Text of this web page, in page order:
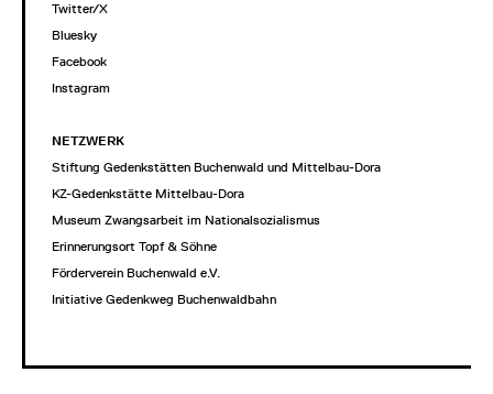
Twitter/X
Bluesky
Facebook
Instagram
NETZWERK
Stiftung Gedenkstätten Buchenwald und Mittelbau-Dora
KZ-Gedenkstätte Mittelbau-Dora
Museum Zwangsarbeit im Nationalsozialismus
Erinnerungsort Topf & Söhne
Förderverein Buchenwald e.V.
Initiative Gedenkweg Buchenwaldbahn